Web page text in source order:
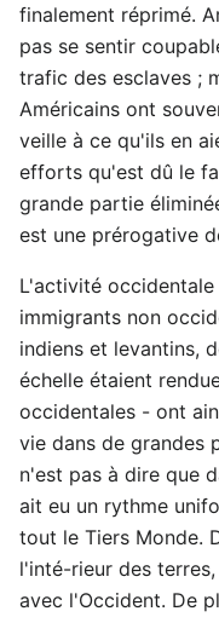
finalement réprimé.
pas se sentir
trafic des esclaves ;
Américains ont
veille à ce qu'ils en
efforts qu'est dû le
grande partie
est une prérogative
L'activité
immigrants non
indiens et levantins,
échelle étaient
occidentales - ont
vie dans de grandes
n'est pas à dire que
ait eu un rythme
tout le Tiers Monde.
l'inté-rieur des
avec l'Occident. De